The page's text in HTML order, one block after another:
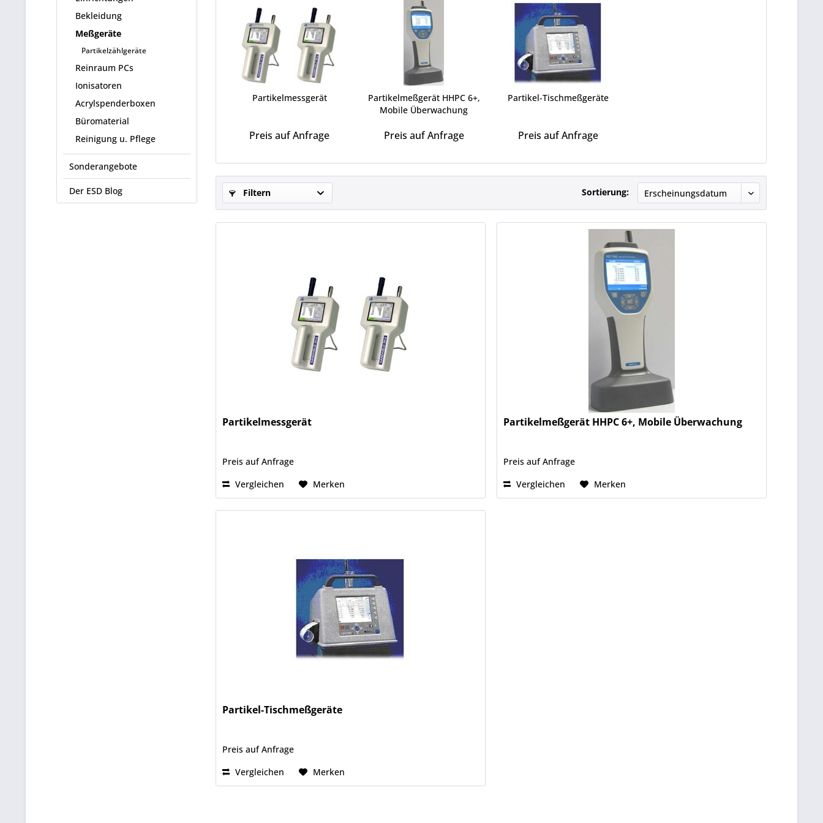
Bekleidung
Meßgeräte
Partikelzählgeräte
Reinraum PCs
Ionisatoren
Acrylspenderboxen
Büromaterial
Reinigung u. Pflege
Sonderangebote
Der ESD Blog
Partikelmessgerät
Preis auf Anfrage
Partikelmeßgerät HHPC 6+,
Mobile Überwachung
Preis auf Anfrage
Partikel-Tischmeßgeräte
Preis auf Anfrage
Filtern Sortierung:
Partikelmessgerät
Preis auf Anfrage
Vergleichen
Merken
Partikelmeßgerät HHPC 6+, Mobile Überwachung
Preis auf Anfrage
Vergleichen
Merken
Partikel-Tischmeßgeräte
Preis auf Anfrage
Vergleichen
Merken